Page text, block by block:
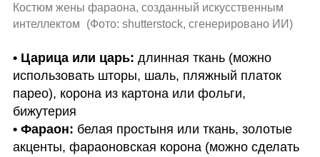
Костюм жены фараона, созданный искусственным
интеллектом
(Фото: shutterstock, сгенерировано ИИ)
• Царица или царь: длинная ткань (можно
использовать шторы, шаль, пляжный платок
парео), корона из картона или фольги,
• Фараон: белая простыня или ткань, золотые
акценты, фараоновская корона (можно сделать